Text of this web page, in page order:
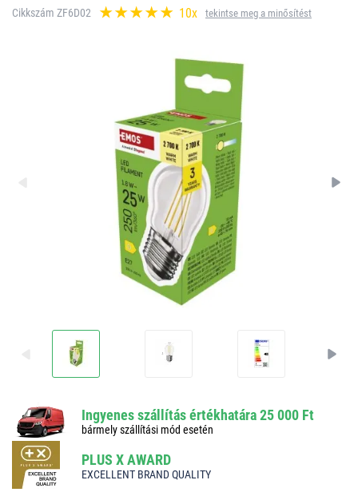
Cikkszám ZF6D02 10x tekintse meg a minősítést
Ingyenes szállítás értékhatára 25 000 Ft
bármely szállítási mód esetén
PLUS X AWARD
EXCELLENT BRAND QUALITY